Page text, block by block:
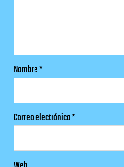
Nombre*
Correo electrónico*